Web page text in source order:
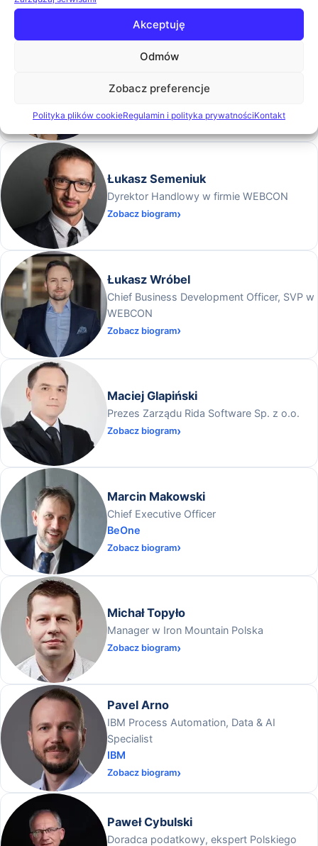
Akceptuję
Odmów
Zobacz preferencje
Polityka plików cookieRegulamin i polityka prywatnościKontakt
Szczepaniak i Wspólnicy sp.k.
Customer success manager
Łukasz Semeniuk
Dyrektor Handlowy w firmie WEBCON
Zobacz biogram
Łukasz Wróbel
Chief Business Development Officer, SVP w
WEBCON
Zobacz biogram
Maciej Glapiński
Prezes Zarządu Rida Software Sp. z o.o.
Zobacz biogram
Marcin Makowski
Chief Executive Officer
BeOne
Zobacz biogram
Michał Topyło
Manager w Iron Mountain Polska
Zobacz biogram
Pavel Arno
IBM Process Automation, Data & AI
Specialist
IBM
Zobacz biogram
Paweł Cybulski
Doradca podatkowy, ekspert Polskiego